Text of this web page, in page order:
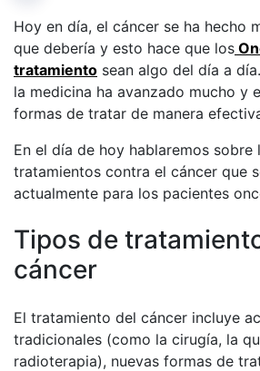
Hoy en día, el cáncer se ha hecho
que debería y esto hace que los
tratamiento sean algo del día a
la medicina ha avanzado mucho y
formas de tratar de manera
En el día de hoy hablaremos sobre
tratamientos contra el cáncer que
actualmente para los pacientes
Tipos de
cáncer
El tratamiento del cáncer incluye
tradicionales (como la cirugía, la
radioterapia), nuevas formas de